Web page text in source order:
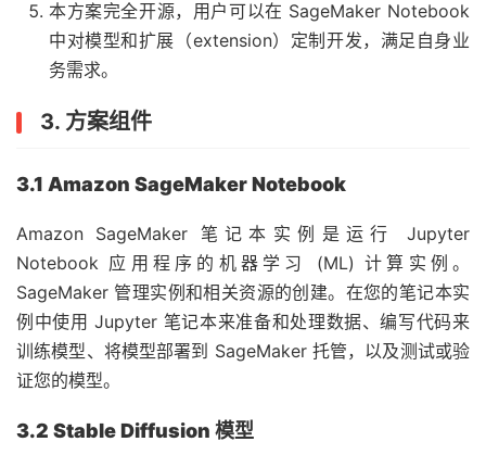
本方案完全开源，用户可以在 SageMaker Notebook
中对模型和扩展（extension）定制开发，满足自身业
务需求。
3. 方案组件
3.1 Amazon SageMaker Notebook
Amazon SageMaker 笔记本实例是运行 Jupyter
Notebook 应用程序的机器学习 (ML) 计算实例。
SageMaker 管理实例和相关资源的创建。在您的笔记本实
例中使用 Jupyter 笔记本来准备和处理数据、编写代码来
训练模型、将模型部署到 SageMaker 托管，以及测试或验
证您的模型。
3.2 Stable Diffusion 模型